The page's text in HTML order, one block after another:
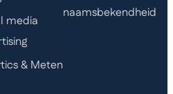
media
& Meten
naamsbekendheid